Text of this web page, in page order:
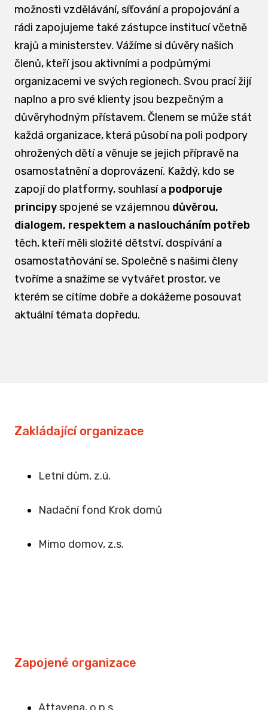
možnosti vzdělávání, síťování a propojování a
rádi zapojujeme také zástupce institucí včetně
krajů a ministerstev. Vážíme si důvěry našich
členů, kteří jsou aktivními a podpůrnými
organizacemi ve svých regionech. Svou prací žijí
naplno a pro své klienty jsou bezpečným a
důvěryhodným přístavem. Členem se může stát
každá organizace, která působí na poli podpory
ohrožených dětí a věnuje se jejich přípravě na
osamostatnění a doprovázení. Každý, kdo se
zapojí do platformy, souhlasí a podporuje
principyspojené se vzájemnou důvěrou,
dialogem, respektem a nasloucháním potřeb
těch, kteří měli složité dětství, dospívání a
osamostatňování se. Společně s našimi členy
tvoříme a snažíme se vytvářet prostor, ve
kterém se cítíme dobře a dokážeme posouvat
aktuální témata dopředu.
Zakládající organizace
Letní dům, z.ú.
Nadační fond Krok domů
Mimo domov, z.s.
Zapojené organizace